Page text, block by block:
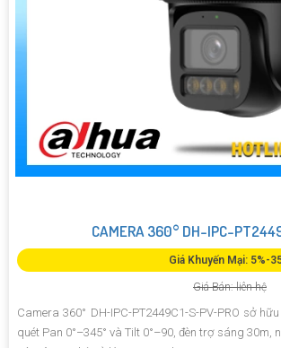
CAMERA 360° DH-IPC-
Giá Khuyến Mại: 5%-
Giá Bán: liên hệ
Camera 360° DH-IPC-PT2449C1-S-PV-PRO sở
quét Pan 0°–345° và Tilt 0°–90, đèn trợ sáng 30m,